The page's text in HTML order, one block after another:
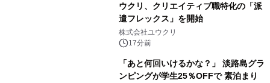
ウクリ、クリエイティブ職特化の「派
遣フレックス」を開始
株式会社ユウクリ
17分前
「あと何回いけるかな？」 淡路島グラ
ンピングが学生25％OFFで 素泊まり